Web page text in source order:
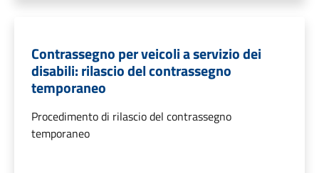
Contrassegno per veicoli a servizio dei
disabili: rilascio del contrassegno
temporaneo
Procedimento di rilascio del contrassegno
temporaneo